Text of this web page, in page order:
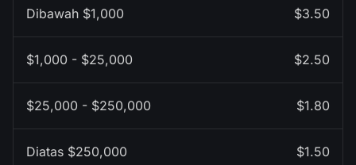
Dibawah $1,000 $3.50
$1,000 - $25,000 $2.50
$25,000 - $250,000 $1.80
Diatas $250,000 $1.50